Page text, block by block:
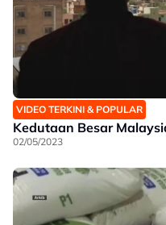
VIDEO TERKINI & POPULAR
Kedutaan Besar
02/05/2023